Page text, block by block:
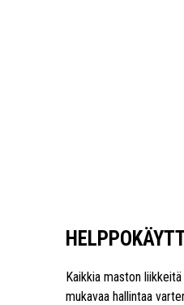
Kaikkia maston
mukavaa hallintaa